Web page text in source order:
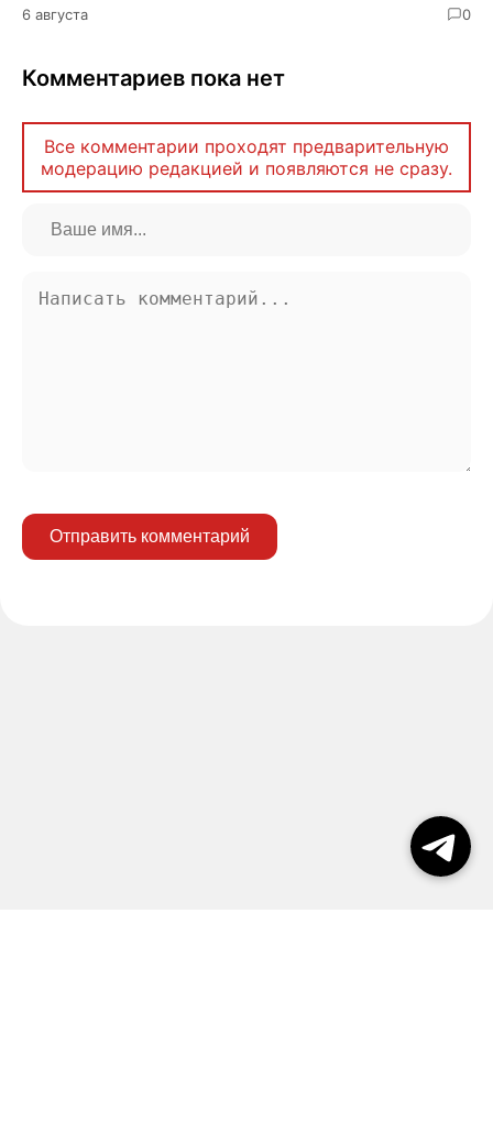
6 августа 0
Комментариев пока нет
Все комментарии проходят предварительную
модерацию редакцией и появляются не сразу.
Отправить комментарий